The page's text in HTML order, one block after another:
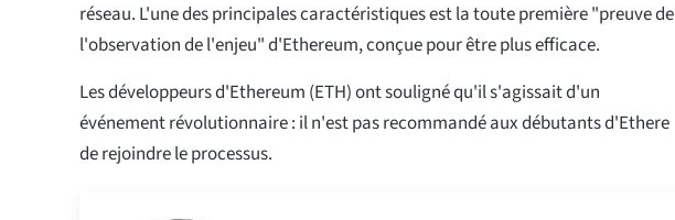
réseau. L'une des principales caractéristiques est la toute première "preuve de
l'observation de l'enjeu" d'Ethereum, conçue pour être plus efficace.
Les développeurs d'Ethereum (ETH) ont souligné qu'il s'agissait d'un
événement révolutionnaire : il n'est pas recommandé aux débutants d'Ethere
de rejoindre le processus.